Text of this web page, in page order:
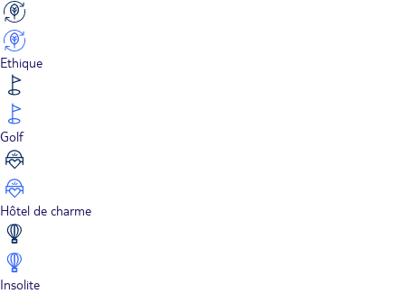
Ethique
Golf
Hôtel de charme
Insolite